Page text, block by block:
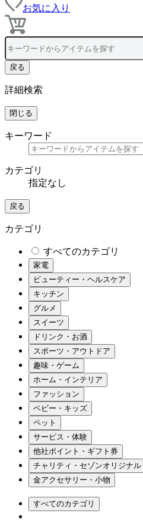
お気に入り
戻る
詳細検索
閉じる
キーワード
カテゴリ
指定なし
戻る
カテゴリ
すべてのカテゴリ
家電
ビューティー・ヘルスケア
キッチン
グルメ
スイーツ
ドリンク・お酒
スポーツ・アウトドア
趣味・ゲーム
ホーム・インテリア
ファッション
ベビー・キッズ
ペット
サービス・体験
他社ポイント・ギフト券
チャリティ・セゾンオリジナル
金アクセサリー・小物
すべてのカテゴリ